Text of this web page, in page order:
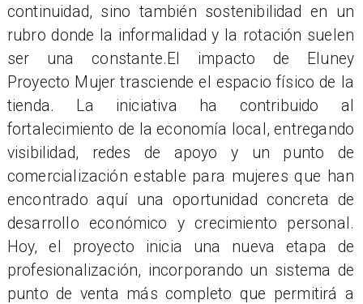
continuidad, sino también sostenibilidad en un
rubro donde la informalidad y la rotación suelen
ser una constante.El impacto de Eluney
Proyecto Mujer trasciende el espacio físico de la
tienda. La iniciativa ha contribuido al
fortalecimiento de la economía local, entregando
visibilidad, redes de apoyo y un punto de
comercialización estable para mujeres que han
encontrado aquí una oportunidad concreta de
desarrollo económico y crecimiento personal.
Hoy, el proyecto inicia una nueva etapa de
profesionalización, incorporando un sistema de
punto de venta más completo que permitirá a